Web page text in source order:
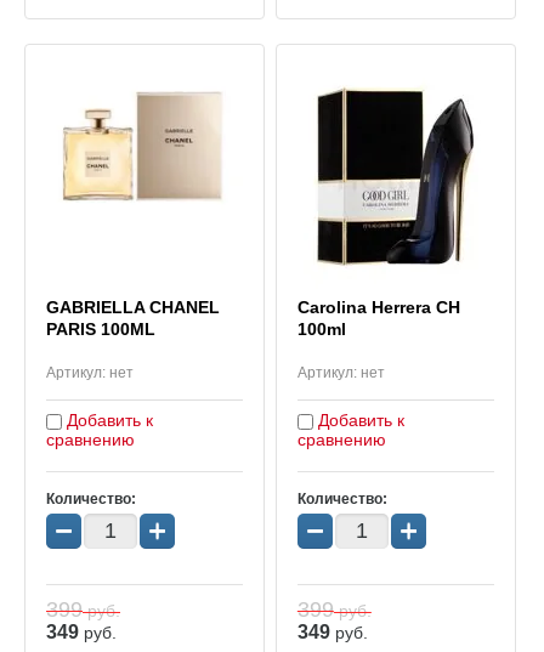
GABRIELLA CHANEL
PARIS 100ML
Артикул: нет
Добавить к
сравнению
Количество:
− +
399руб.
349 руб.
Carolina Herrera CH
100ml
Артикул:нет
Добавить к
сравнению
Количество:
− +
399руб.
349 руб.